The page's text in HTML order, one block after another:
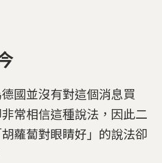
國並沒有對這個消息買
常相信這種說法，因此二
蘿蔔對眼睛好」的說法卻